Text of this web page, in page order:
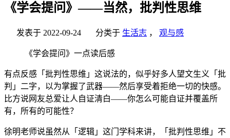
《学会提问》——当然，批判性思维
发表于 2022-09-24 分类于 生活志 ， 观与感
《学会提问》一点读后感
有点反感「批判性思维」这说法的，似乎好多人望文生义「批
判」二字，以为掌握了武器——然后享受着拒绝一切的快感。
比方说网友总爱让人自证清白——你怎么可能自证并覆盖所
有，所有的可能性？
徐明老师说虽然从「逻辑」这门学科来讲，「批判性思维」不